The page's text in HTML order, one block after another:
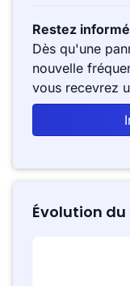
Restez
Dès qu'une
nouvelle
vous recevrez
Évolution du